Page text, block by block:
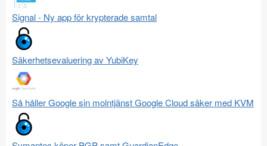
Signal - Ny app för krypterade samtal
Säkerhetsevaluering av YubiKey
Så håller Google sin molntjänst Google Cloud säker med KVM